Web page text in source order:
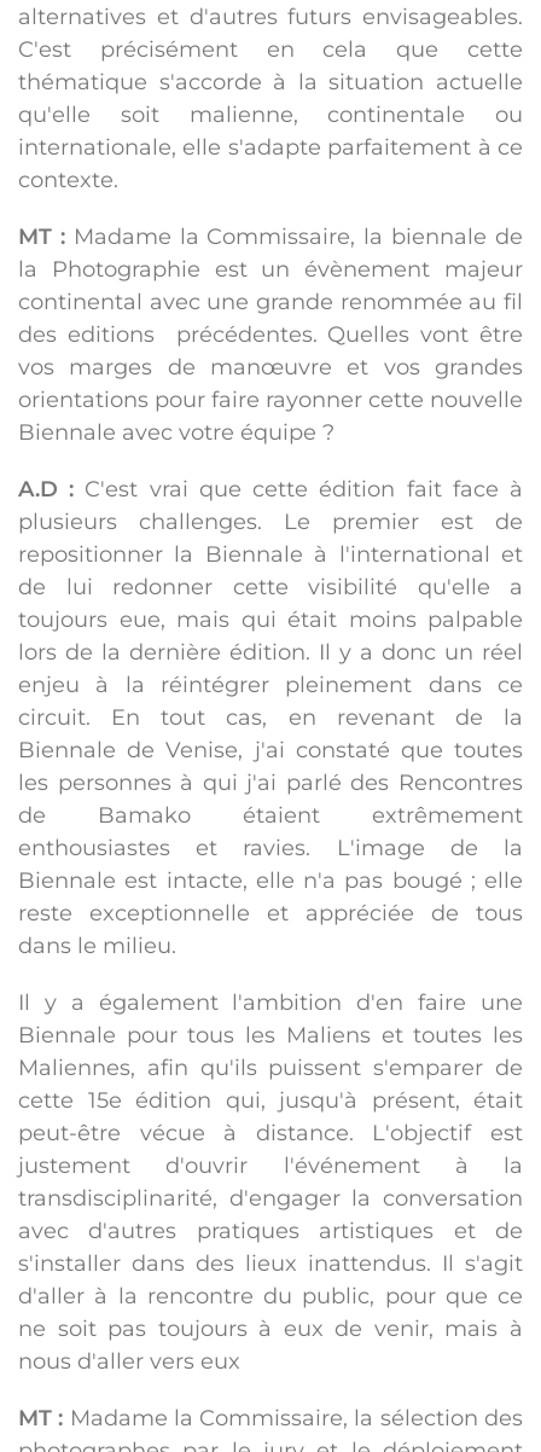
alternatives et d'autres futurs envisageables.
C'est précisément en cela que cette
thématique s'accorde à la situation actuelle
qu'elle soit malienne, continentale ou
internationale, elle s'adapte parfaitement à ce
contexte.
MT :Madame la Commissaire, la biennale de
la Photographie est un évènement majeur
continental avec une grande renommée au fil
des editions précédentes. Quelles vont être
vos marges de manœuvre et vos grandes
orientations pour faire rayonner cette nouvelle
Biennale avec votre équipe ?
A.D : C'est vrai que cette édition fait face à
plusieurs challenges. Le premier est de
repositionner la Biennale à l'international et
de lui redonner cette visibilité qu'elle a
toujours eue, mais qui était moins palpable
lors de la dernière édition. Il y a donc un réel
enjeu à la réintégrer pleinement dans ce
circuit. En tout cas, en revenant de la
Biennale de Venise, j'ai constaté que toutes
les personnes à qui j'ai parlé des Rencontres
de Bamako étaient extrêmement
enthousiastes et ravies. L'image de la
Biennale est intacte, elle n'a pas bougé ; elle
reste exceptionnelle et appréciée de tous
dans le milieu.
Il y a également l'ambition d'en faire une
Biennale pour tous les Maliens et toutes les
Maliennes, afin qu'ils puissent s'emparer de
cette 15e édition qui, jusqu'à présent, était
peut-être vécue à distance. L'objectif est
justement d'ouvrir l'événement à la
transdisciplinarité, d'engager la conversation
avec d'autres pratiques artistiques et de
s'installer dans des lieux inattendus. Il s'agit
d'aller à la rencontre du public, pour que ce
ne soit pas toujours à eux de venir, mais à
nous d'aller vers eux
MT : Madame la Commissaire, la sélection des